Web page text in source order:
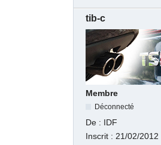
tib-c
Membre
Déconnecté
De :
IDF
Inscrit :21/02/2012